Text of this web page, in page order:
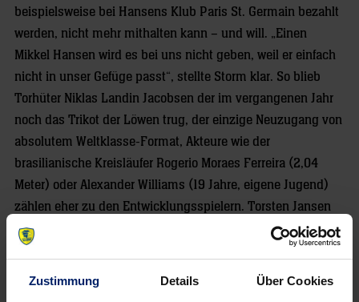
Zustimmung Details Über Cookies
beispielsweise bei Hansens Klub Paris St. Germain bezahlt
werden, nicht mehr mithalten kann – und will. „Einen
Mikkel Hansen wird es bei uns nicht geben, weil er einfach
nicht in unser Gefüge passt“, stellte Storm klar. So blieb
Torhüter Niklas Landin Jacobsen der im vergangenen Jahr
noch das Trikot der Löwen trug, der einzige Neuzugang von
absolutem Weltklasse-Format, Akteure wie der
brasilianische Kreisläufer Rogerio Moraes Ferreira (2,04
Meter) oder Alexander Williams (19 Jahre, eigene Jugend)
zählen eher zu den Entwicklungsspielern. Torsten Jansen
(HSV Handball) soll neben Youngster Rune Damke (seit
2012 beim THW) die Lücke auf Linksaußen schließen, die
aufgrund von Dominik Kleins Verletzung (Kreuzbandriss)